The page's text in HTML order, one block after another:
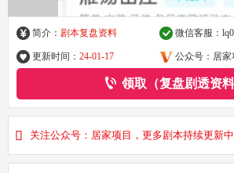
简介： 剧本复盘资料 微信客服：
更新时间： 24-01-17 公众号：居家
领取（复盘剧透资料
关注公众号：居家项目，更多剧本持续更新中